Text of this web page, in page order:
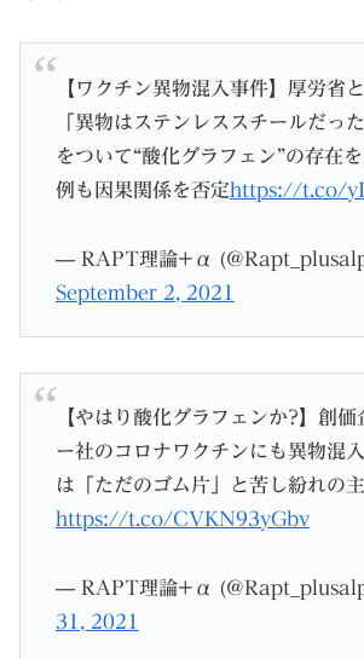
【ワクチン異物混入事件】厚労省
「異物はステンレススチールだっ
をついて“酸化グラフェン”の存在
例も因果関係を否定https://t.co/
— RAPT理論+α
September 2, 2021
【やはり酸化グラフェンか?】創
ー社のコロナワクチンにも異物混
は「ただのゴム片」と苦し紛れの
https://t.co/CVKN93yGbv
— RAPT理論+α
31, 2021